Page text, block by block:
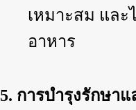
เหมาะสม และ
อาหาร
5. การบำรุงรักษา